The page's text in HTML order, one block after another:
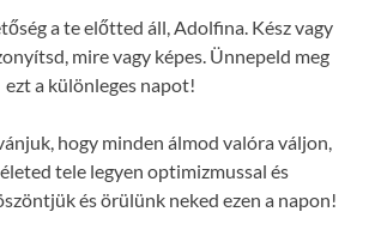
a te előtted áll, Adolfina. Kész vagy
mire vagy képes. Ünnepeld meg
ezt a különleges napot!
hogy minden álmod valóra váljon,
tele legyen optimizmussal és
és örülünk neked ezen a napon!